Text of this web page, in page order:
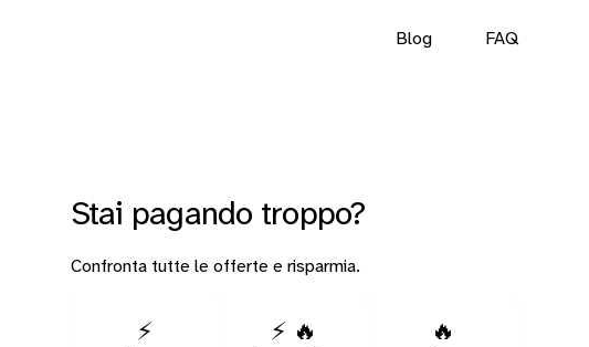
Blog FAQ
Stai pagando troppo?
Confronta tutte le offerte e risparmia.
⚡ ⚡ 🔥 🔥